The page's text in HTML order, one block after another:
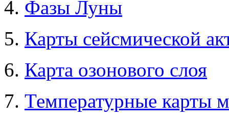
4. Фазы Луны
5. Карты сейсмической
6. Карта озонового слоя
7. Температурные карты